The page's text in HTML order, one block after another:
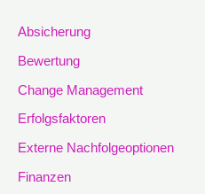
Absicherung
Bewertung
Change Management
Erfolgsfaktoren
Externe Nachfolgeoptionen
Finanzen